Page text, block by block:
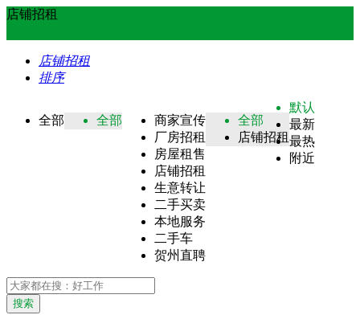
店铺招租
店铺招租
排序
全部 全部
商家宣传
厂房招租
房屋租售
店铺招租
生意转让
二手买卖
本地服务
二手车
贺州直聘
全部
店铺招租
默认
最新
最热
附近
搜索